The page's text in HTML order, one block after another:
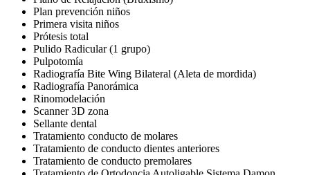
Plan prevención niños
Primera visita niños
Prótesis total
Pulido Radicular (1 grupo)
Pulpotomía
Radiografía Bite Wing Bilateral (Aleta de mordida)
Radiografía Panorámica
Rinomodelación
Scanner 3D zona
Sellante dental
Tratamiento conducto de molares
Tratamiento de conducto dientes anteriores
Tratamiento de conducto premolares